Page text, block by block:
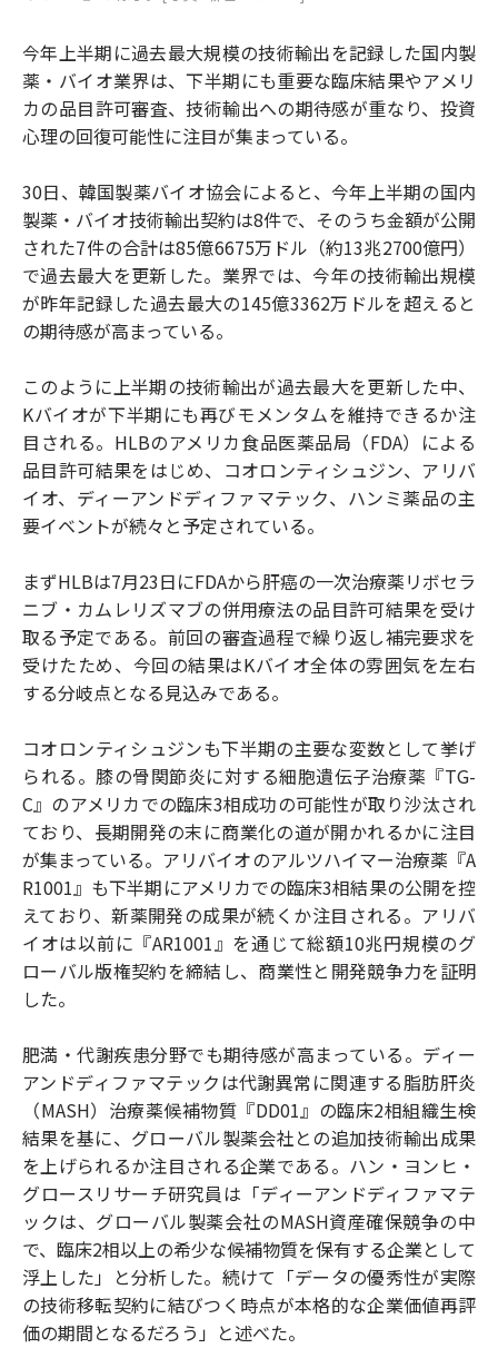
今年上半期に過去最大規模の技術輸出を記録した国内製
薬・バイオ業界は、下半期にも重要な臨床結果やアメリ
カの品目許可審査、技術輸出への期待感が重なり、投資
心理の回復可能性に注目が集まっている。
30日、韓国製薬バイオ協会によると、今年上半期の国内
製薬・バイオ技術輸出契約は8件で、そのうち金額が公開
された7件の合計は85億6675万ドル（約13兆2700億円）
で過去最大を更新した。業界では、今年の技術輸出規模
が昨年記録した過去最大の145億3362万ドルを超えると
の期待感が高まっている。
このように上半期の技術輸出が過去最大を更新した中、
Kバイオが下半期にも再びモメンタムを維持できるか注
目される。HLBのアメリカ食品医薬品局（FDA）による
品目許可結果をはじめ、コオロンティシュジン、アリバ
イオ、ディーアンドディファマテック、ハンミ薬品の主
要イベントが続々と予定されている。
まずHLBは7月23日にFDAから肝癌の一次治療薬リボセラ
ニブ・カムレリズマブの併用療法の品目許可結果を受け
取る予定である。前回の審査過程で繰り返し補完要求を
受けたため、今回の結果はKバイオ全体の雰囲気を左右
する分岐点となる見込みである。
コオロンティシュジンも下半期の主要な変数として挙げ
られる。膝の骨関節炎に対する細胞遺伝子治療薬『TG-
C』のアメリカでの臨床3相成功の可能性が取り沙汰され
ており、長期開発の末に商業化の道が開かれるかに注目
が集まっている。アリバイオのアルツハイマー治療薬『A
R1001』も下半期にアメリカでの臨床3相結果の公開を控
えており、新薬開発の成果が続くか注目される。アリバ
イオは以前に『AR1001』を通じて総額10兆円規模のグ
ローバル版権契約を締結し、商業性と開発競争力を証明
した。
肥満・代謝疾患分野でも期待感が高まっている。ディー
アンドディファマテックは代謝異常に関連する脂肪肝炎
（MASH）治療薬候補物質『DD01』の臨床2相組織生検
結果を基に、グローバル製薬会社との追加技術輸出成果
を上げられるか注目される企業である。ハン・ヨンヒ・
グロースリサーチ研究員は「ディーアンドディファマテ
ックは、グローバル製薬会社のMASH資産確保競争の中
で、臨床2相以上の希少な候補物質を保有する企業として
浮上した」と分析した。続けて「データの優秀性が実際
の技術移転契約に結びつく時点が本格的な企業価値再評
価の期間となるだろう」と述べた。